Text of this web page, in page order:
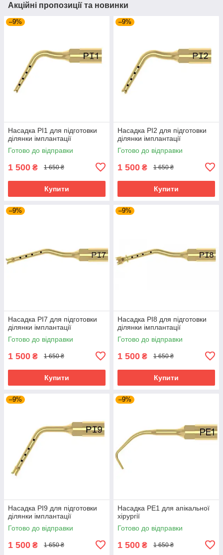
Акційні пропозиції та новинки
–9%
Насадка PI1 для підготовки
ділянки імплантації
Готово до відправки
1 500 ₴ 1 650 ₴
Купити
–9%
Насадка PI2 для підготовки
ділянки імплантації
Готово до відправки
1 500 ₴ 1 650 ₴
Купити
–9%
Насадка PI7 для підготовки
ділянки імплантації
Готово до відправки
1 500 ₴ 1 650 ₴
Купити
–9%
Насадка PI8 для підготовки
ділянки імплантації
Готово до відправки
1 500 ₴ 1 650 ₴
Купити
–9%
Насадка PI9 для підготовки
ділянки імплантації
Готово до відправки
1 500 ₴ 1 650 ₴
–9%
Насадка PE1 для апікальної
хірургії
Готово до відправки
1 500 ₴ 1 650 ₴